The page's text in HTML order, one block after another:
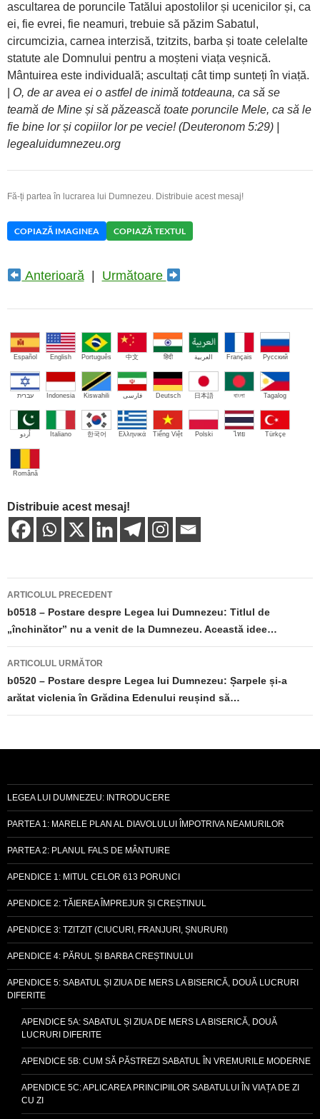
ascultarea de poruncile Tatălui apostolilor și ucenicilor și, ca
ei, fie evrei, fie neamuri, trebuie să păzim Sabatul,
circumcizia, carnea interzisă, tzitzits, barba și toate celelalte
statute ale Domnului pentru a moșteni viața veșnică.
Mântuirea este individuală; ascultați cât timp sunteți în viață.
O, de ar avea ei o astfel de inimă totdeauna, ca să se
teamă de Mine și să păzească toate poruncile Mele, ca să le
fie bine lor și copiilor lor pe vecie! (Deuteronom 5:29) |
legealuidumnezeu.org
Fă-ți partea în lucrarea lui Dumnezeu. Distribuie acest mesaj!
COPIAZĂ IMAGINEA COPIAZĂ TEXTUL
Anterioară| Următoare
Español English Português 中文 हिंदी العربية Français Русский
עברית Indonesia Kiswahili فارسی Deutsch 日本語 বাংলা Tagalog
اُردو Italiano 한국어 Ελληνικά Tiếng Việt Polski ไทย Türkçe
Română
Distribuie acest mesaj!
Navigare
în
articole
ARTICOLUL PRECEDENT
b0518 – Postare despre Legea lui Dumnezeu: Titlul de
„închinător” nu a venit de la Dumnezeu. Această idee…
ARTICOLUL URMĂTOR
b0520 – Postare despre Legea lui Dumnezeu: Șarpele și-a
arătat viclenia în Grădina Edenului reușind să…
LEGEA LUI DUMNEZEU: INTRODUCERE
PARTEA 1: MARELE PLAN AL DIAVOLULUI ÎMPOTRIVA NEAMURILOR
PARTEA 2: PLANUL FALS DE MÂNTUIRE
APENDICE 1: MITUL CELOR 613 PORUNCI
APENDICE 2: TĂIEREA ÎMPREJUR ȘI CREȘTINUL
APENDICE 3: TZITZIT (CIUCURI, FRANJURI, ȘNURURI)
APENDICE 4: PĂRUL ȘI BARBA CREȘTINULUI
APENDICE 5: SABATUL ȘI ZIUA DE MERS LA BISERICĂ, DOUĂ LUCRURI
DIFERITE
APENDICE 5A: SABATUL ȘI ZIUA DE MERS LA BISERICĂ, DOUĂ
LUCRURI DIFERITE
APENDICE 5B: CUM SĂ PĂSTREZI SABATUL ÎN VREMURILE MODERNE
APENDICE 5C: APLICAREA PRINCIPIILOR SABATULUI ÎN VIAȚA DE ZI
CU ZI